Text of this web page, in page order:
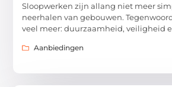
Sloopwerken zijn allang niet meer
neerhalen van gebouwen.
veel meer: duurzaamheid, veiligheid
Aanbiedingen